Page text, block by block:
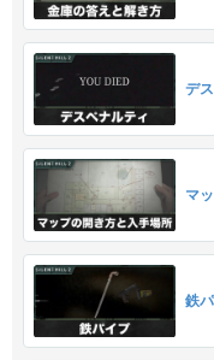
デ
マ
鉄